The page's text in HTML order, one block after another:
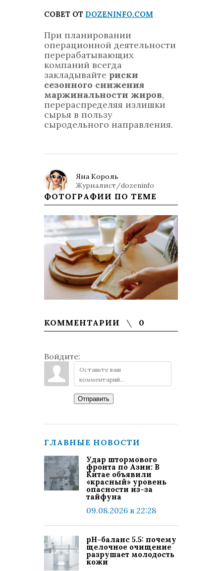
СОВЕТ ОТ DOZENINFO.COM
При планировании
операционной деятельности
перерабатывающих
компаний всегда
закладывайте риски
сезонного снижения
маржинальности жиров,
перераспределяя излишки
сырья в пользу
сыродельного направления.
Яна Король
Журналист/dozeninfo
ФОТОГРАФИИ ПО ТЕМЕ
КОММЕНТАРИИ 0
Войдите:
Отправить
ГЛАВНЫЕ НОВОСТИ
Удар штормового
фронта по Азии: В
Китае объявили
«красный» уровень
опасности из-за
тайфуна
09.08.2026 в 22:28
pH-баланс 5.5: почему
щелочное очищение
разрушает молодость
кожи